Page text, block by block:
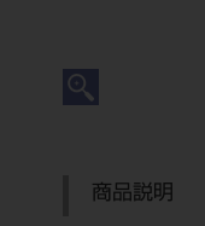
商品説明